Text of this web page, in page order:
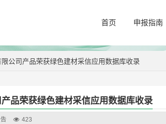
首页 申报指南
公司产品荣获绿色建材采信应用数据库收录
品荣获绿色建材采信应用数据库收录
423